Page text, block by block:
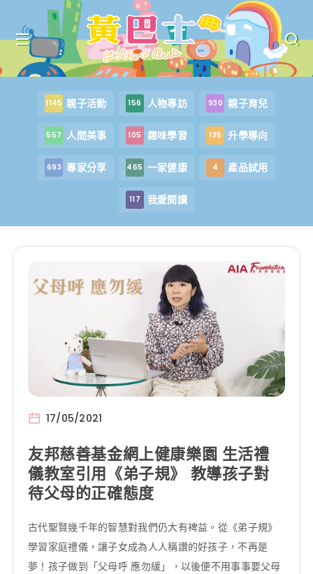
1145 親子活動 156 人物專訪 930 親子育兒
557 人間美事 105 趣味學習 135 升學導向
693 專家分享 465 一家健康 4 產品試用
117 我愛閱讀
17/05/2021
友邦慈善基金網上健康樂園 生活禮
儀教室引用《弟子規》 教導孩子對
待父母的正確態度
古代聖賢幾千年的智慧對我們仍大有裨益。從《弟子規》
學習家庭禮儀，讓子女成為人人稱讚的好孩子，不再是
夢！孩子做到「父母呼 應勿緩」，以後便不用事事要父母